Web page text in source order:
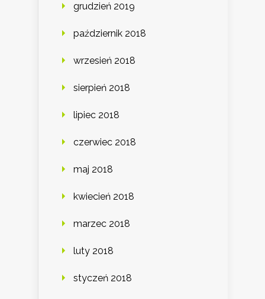
grudzień 2019
październik 2018
wrzesień 2018
sierpień 2018
lipiec 2018
czerwiec 2018
maj 2018
kwiecień 2018
marzec 2018
luty 2018
styczeń 2018